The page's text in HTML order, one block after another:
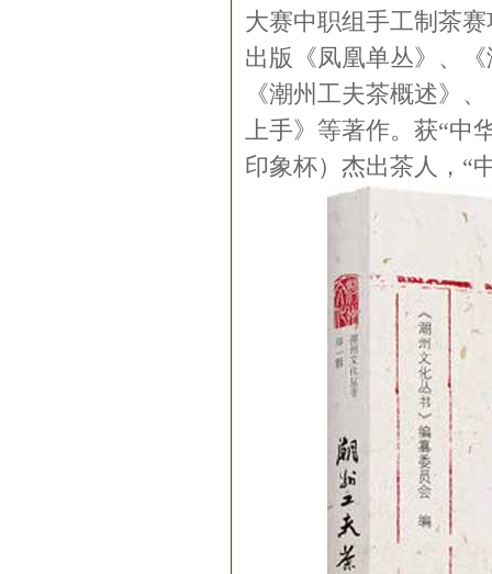
大赛中职组手工制茶
出版《凤凰单丛》、
《潮州工夫茶概述》
上手》等著作。获“中
印象杯）杰出茶人，